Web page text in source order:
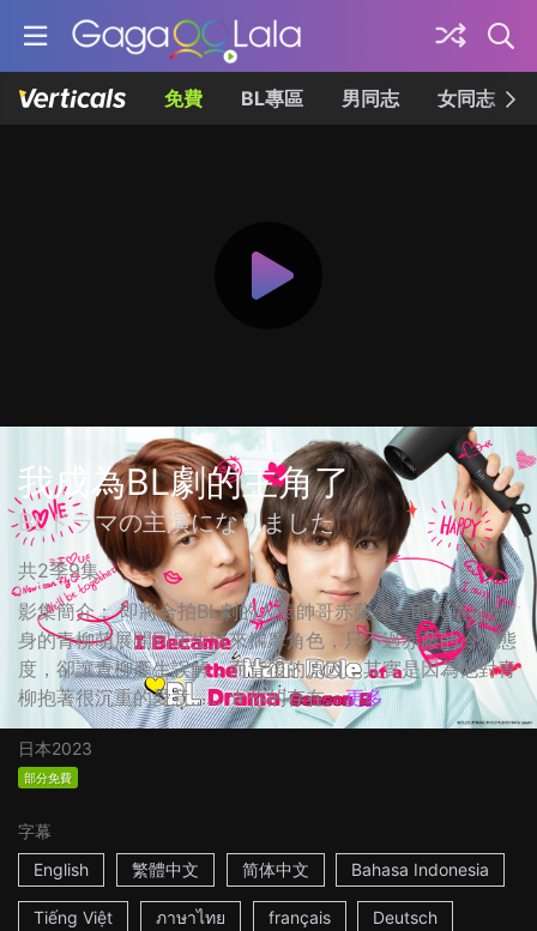
免費 BL專區 男同志 女同志
我成為BL劇的主角了
BLドラマの主演になりました
共2季9集
影集簡介： 即將合拍BL劇的人氣帥哥赤藤優一郎與童星出
身的青柳萌展開同居生活來揣摩角色，只不過赤藤的冷淡態
度，卻讓青柳產生誤解，而背後的原因，其實是因為他對青
柳抱著很沉重的愛意…… ☆你的存在... 更多
日本2023
部分免費
字幕
English
繁體中文 简体中文 Bahasa Indonesia
Tiếng Việt ภาษาไทย français Deutsch